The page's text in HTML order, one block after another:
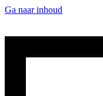
Ga naar inhoud